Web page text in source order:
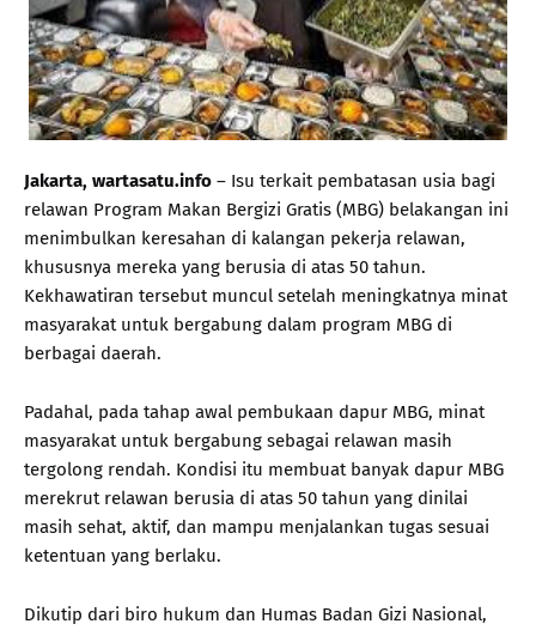
Jakarta, wartasatu.info – Isu terkait pembatasan usia bagi
relawan Program Makan Bergizi Gratis (MBG) belakangan ini
menimbulkan keresahan di kalangan pekerja relawan,
khususnya mereka yang berusia di atas 50 tahun.
Kekhawatiran tersebut muncul setelah meningkatnya minat
masyarakat untuk bergabung dalam program MBG di
berbagai daerah.
Padahal, pada tahap awal pembukaan dapur MBG, minat
masyarakat untuk bergabung sebagai relawan masih
tergolong rendah. Kondisi itu membuat banyak dapur MBG
merekrut relawan berusia di atas 50 tahun yang dinilai
masih sehat, aktif, dan mampu menjalankan tugas sesuai
ketentuan yang berlaku.
Dikutip dari biro hukum dan Humas Badan Gizi Nasional,